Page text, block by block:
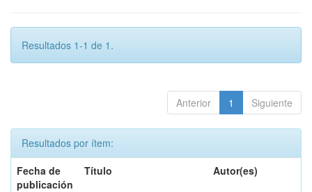
Resultados 1-1 de 1.
Anterior 1 Siguiente
Resultados por ítem:
Fecha de
publicación
Título Autor(es)